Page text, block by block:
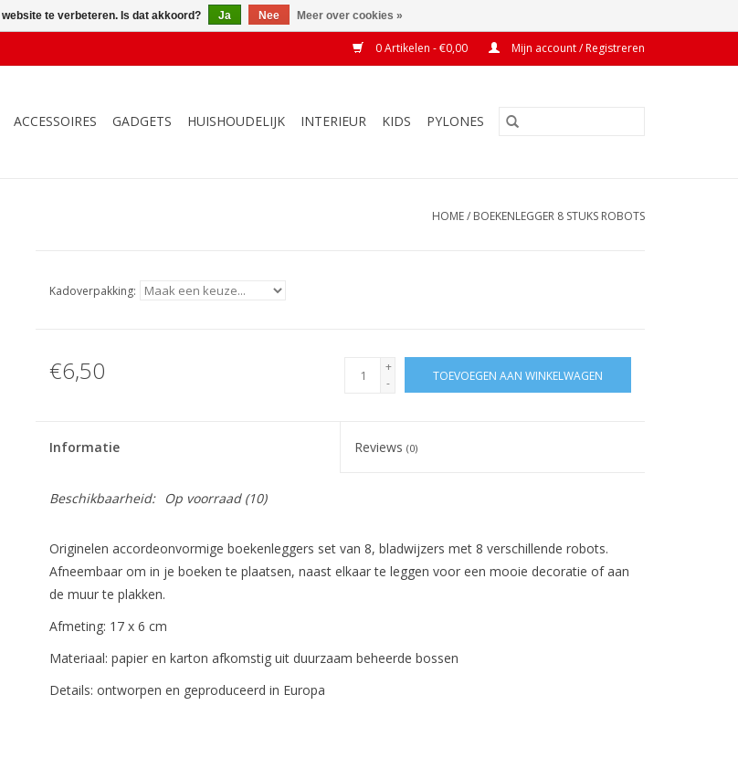
0 Artikelen - €0,00 Mijn account / Registreren
ACCESSOIRES GADGETS HUISHOUDELIJK INTERIEUR KIDS PYLONES
HOME/ BOEKENLEGGER 8 STUKS ROBOTS
Kadoverpakking:
€6,50
+
-
TOEVOEGEN AAN WINKELWAGEN
Informatie Reviews(0)
Beschikbaarheid: Op voorraad(10)
Originelen accordeonvormige boekenleggers set van 8, bladwijzers met 8 verschillende robots.
Afneembaar om in je boeken te plaatsen, naast elkaar te leggen voor een mooie decoratie of aan
de muur te plakken.
Afmeting: 17 x 6 cm
Materiaal: papier en karton afkomstig uit duurzaam beheerde bossen
Details: ontworpen en geproduceerd in Europa
te verbeteren. Is dat akkoord? Ja Nee Meer over cookies »